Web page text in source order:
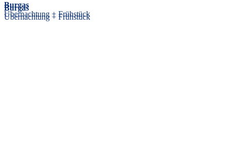
Burgas
Übernachtung + Frühstück
Burgas
Übernachtung + Frühstück